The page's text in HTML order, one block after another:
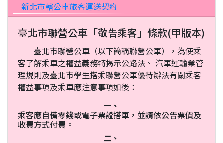
新北市轄公車旅客運送契約
臺北市聯營公車「敬告乘客」條款(甲版本)
臺北市聯營公車（以下簡稱聯營公車），為使乘
客了解乘車之權益義務特揭示公路法、 汽車運輸業管
理規則及臺北市學生搭乘聯營公車優待辦法有關乘客
權益事項及乘車應注意事項如後：
一、
乘客應自備零錢或電子票證搭車，並請依公告票價及
收費方式付費。
二、